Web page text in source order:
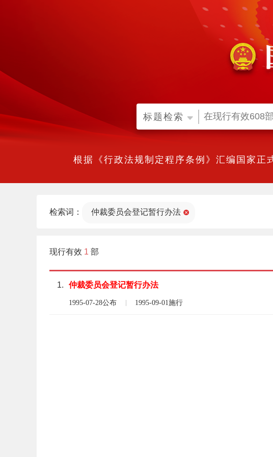
标题检索
根据《行政法规制定程序条例》汇编国家
检索词： 仲裁委员会登记暂行办法
现行有效 1 部
1. 仲裁委员会登记暂行办法
1995-07-28公布 1995-09-01施行